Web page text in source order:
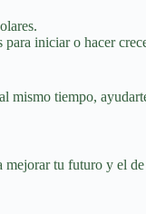
iniciar o hacer
mismo tiempo,
tu futuro y el